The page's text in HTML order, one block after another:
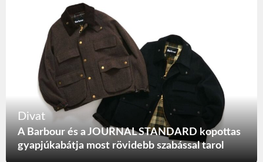
Divat
A Barbour és a JOURNAL STANDARD kopottas
gyapjúkabátja most rövidebb szabással tarol